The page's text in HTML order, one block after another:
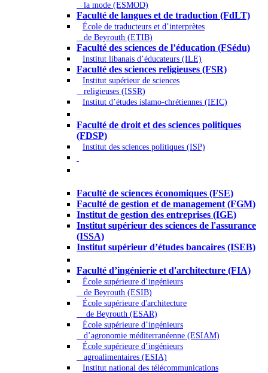
la mode (ESMOD)
Faculté de langues et de traduction (FdLT)
École de traducteurs et d’interprètes
de Beyrouth (ETIB)
Faculté des sciences de l’éducation (FSédu)
Institut libanais d’éducateurs (ILE)
Faculté des sciences religieuses (FSR)
Institut supérieur de sciences
religieuses (ISSR)
Institut d’études islamo-chrétiennes (IEIC)
Faculté de droit et des sciences politiques
(FDSP)
Institut des sciences politiques (ISP)
Faculté de sciences économiques (FSE)
Faculté de gestion et de management (FGM)
Institut de gestion des entreprises (IGE)
Institut supérieur des sciences de l'assurance
(ISSA)
Institut supérieur d’études bancaires (ISEB)
Faculté d’ingénierie et d'architecture (FIA)
École supérieure d’ingénieurs
de Beyrouth (ESIB)
École supérieure d'architecture
de Beyrouth (ESAR)
École supérieure d’ingénieurs
d’agronomie méditerranéenne (ESIAM)
École supérieure d’ingénieurs
agroalimentaires (ESIA)
Institut national des télécommunications